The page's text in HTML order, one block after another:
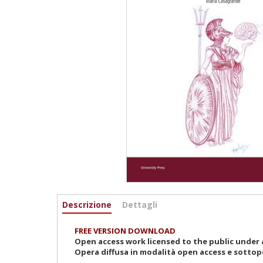
Informazioni
Descrizione (active
Dettagli
FREE VERSION DOWNLOAD
Open access work licensed to the public under
Opera diffusa in modalità open access e